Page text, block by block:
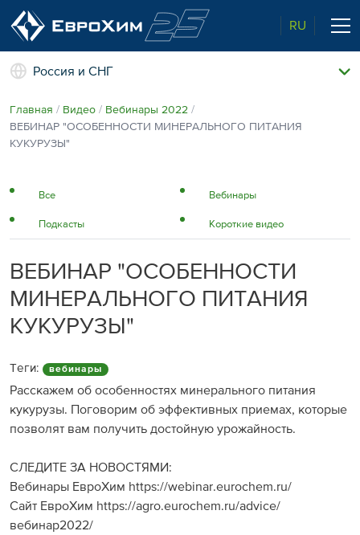
RU
Наши удобрения
О нас
Поддержка и сопровождение
Экологичность
Полевые опыты
Центр знаний
Россия и СНГ
Главная Видео
Вебинары 2022
ВЕБИНАР "ОСОБЕННОСТИ МИНЕРАЛЬНОГО ПИТАНИЯ
КУКУРУЗЫ"
Все Вебинары
Подкасты Короткие видео
ВЕБИНАР "ОСОБЕННОСТИ
МИНЕРАЛЬНОГО ПИТАНИЯ
КУКУРУЗЫ"
Теги: вебинары
Расскажем об особенностях минерального питания
кукурузы. Поговорим об эффективных приемах, которые
позволят вам получить достойную урожайность.
СЛЕДИТЕ ЗА НОВОСТЯМИ:
Вебинары ЕвроХим https://webinar.eurochem.ru/
Сайт ЕвроХим https://agro.eurochem.ru/advice/
вебинар2022/